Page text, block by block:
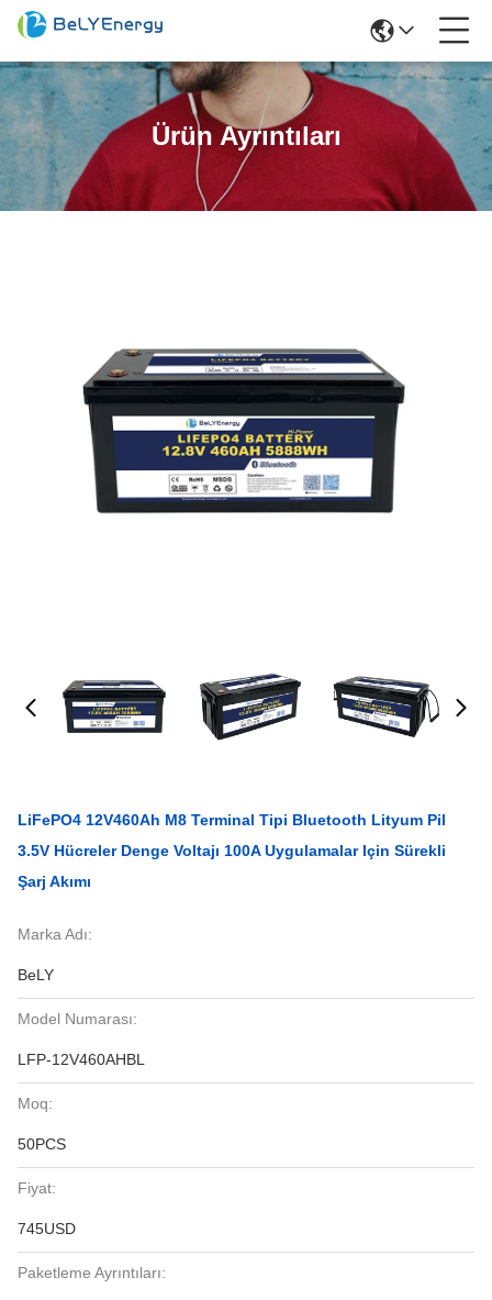
Ürün Ayrıntıları
LiFePO4 12V460Ah M8 Terminal Tipi Bluetooth Lityum Pil
3.5V Hücreler Denge Voltajı 100A Uygulamalar Için Sürekli
Şarj Akımı
Marka Adı:
BeLY
Model Numarası:
LFP-12V460AHBL
Moq:
50PCS
Fiyat:
745USD
Paketleme Ayrıntıları: